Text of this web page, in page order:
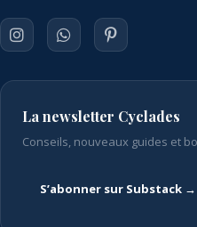
La newsletter Cyclades
Conseils, nouveaux guides et
S’abonner sur Substack →